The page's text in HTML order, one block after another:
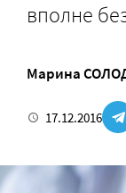
вполне
Марина
17.12.2016